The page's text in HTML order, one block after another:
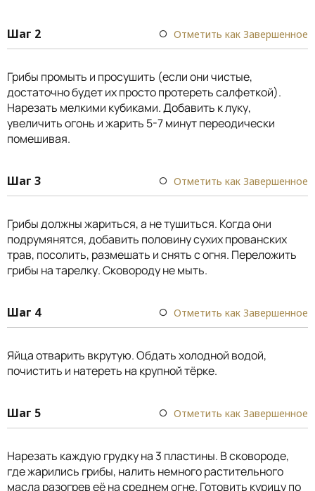
Шаг 2 Отметить как Завершенное
Грибы промыть и просушить (если они чистые,
достаточно будет их просто протереть салфеткой).
Нарезать мелкими кубиками. Добавить к луку,
увеличить огонь и жарить 5-7 минут переодически
помешивая.
Шаг 3 Отметить как Завершенное
Грибы должны жариться, а не тушиться. Когда они
подрумянятся, добавить половину сухих прованских
трав, посолить, размешать и снять с огня. Переложить
грибы на тарелку. Сковороду не мыть.
Шаг 4 Отметить как Завершенное
Яйца отварить вкрутую. Обдать холодной водой,
почистить и натереть на крупной тёрке.
Шаг 5 Отметить как Завершенное
Нарезать каждую грудку на 3 пластины. В сковороде,
где жарились грибы, налить немного растительного
масла разогрев её на среднем огне. Готовить курицу по